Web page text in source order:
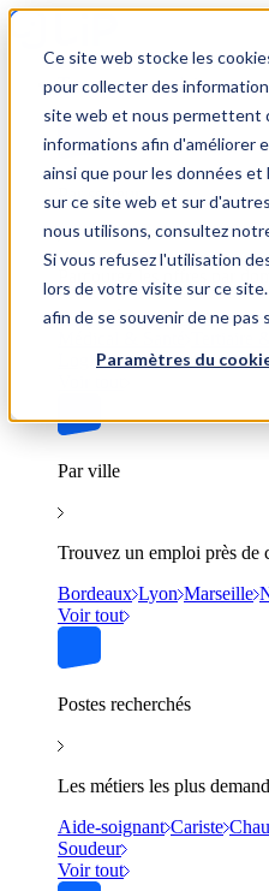
Ce site web stocke les
pour collecter des
site web et nous permettent
informations afin d'améliorer
ainsi que pour les données
sur ce site web et sur
nous utilisons, consultez
Si vous refusez l'utilisation
lors de votre visite sur ce
afin de se souvenir de ne pas
Paramètres du
Trouver un emploi
Par secteur
BTP Hôtellerie &
Tertiaire
Logistique
Par ville
Trouvez un emploi près de
Bordeaux Lyon Marseille
Voir tout
Postes recherchés
Les métiers les plus
Aide-soignant Cariste
Soudeur
Voir tout